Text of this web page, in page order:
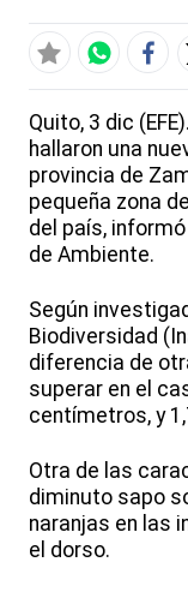
Quito, 3 dic
hallaron una
provincia de
pequeña zona
del país,
de Ambiente.
Según
Biodiversidad
diferencia de
superar en el
centímetros, y
Otra de las
diminuto sapo
naranjas en las
el dorso.